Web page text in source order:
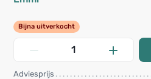
Bijna uitverkocht
Adviesprijs